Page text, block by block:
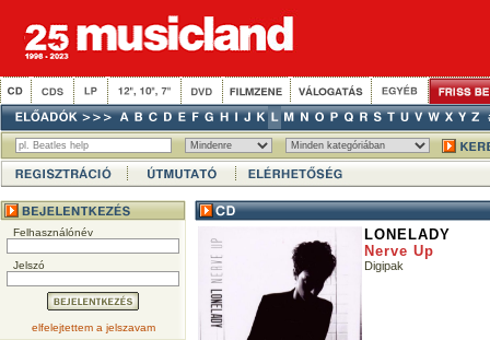
Felhasználónév
Jelszó
elfelejtettem a jelszavam
LONELADY
Nerve Up
Digipak